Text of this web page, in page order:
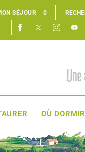
SÉJOUR 0
OÙ DORMIR